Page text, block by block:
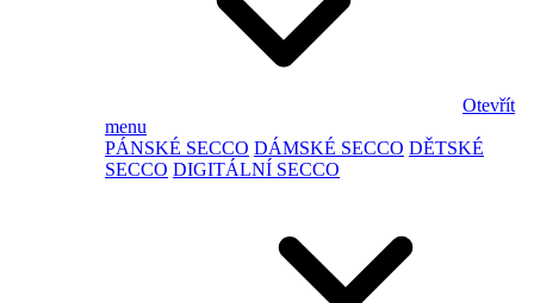
Otevřít
menu
PÁNSKÉ SECCO DÁMSKÉ SECCO DĚTSKÉ
SECCO DIGITÁLNÍ SECCO